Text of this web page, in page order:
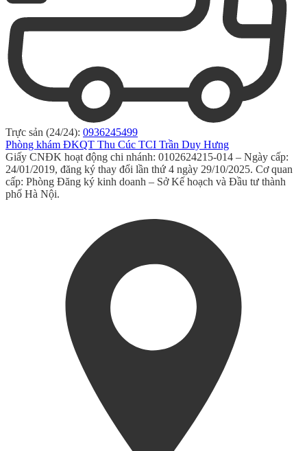
Trực sản (24/24): 0936245499
Phòng khám ĐKQT Thu Cúc TCI Trần Duy Hưng
Giấy CNĐK hoạt động chi nhánh: 0102624215-014 – Ngày cấp:
24/01/2019, đăng ký thay đổi lần thứ 4 ngày 29/10/2025. Cơ quan
cấp: Phòng Đăng ký kinh doanh – Sở Kế hoạch và Đầu tư thành
phố Hà Nội.